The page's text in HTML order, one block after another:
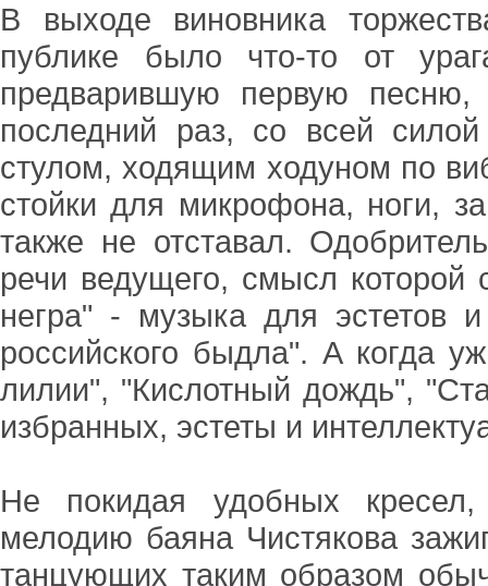
В выходе виновника
публике было что-то от
предварившую первую
последний раз, со всей
стулом, ходящим ходуном по
стойки для микрофона, ноги,
также не отставал.
речи ведущего, смысл которой
негра" - музыка для эстетов
российского быдла". А когда
лилии", "Кислотный дождь",
избранных, эстеты и
Не покидая удобных
мелодию баяна Чистякова
танцующих таким образом